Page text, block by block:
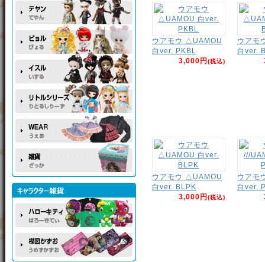
ウアモウ △UAMOU
白ver. PKBL
3,000円(税込)
ウアモ
白ver.
ウアモウ △UAMOU
白ver. BLPK
3,000円(税込)
ウアモ
白ver.